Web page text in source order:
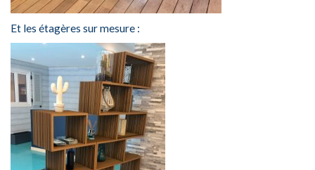
Et les étagères sur mesure :